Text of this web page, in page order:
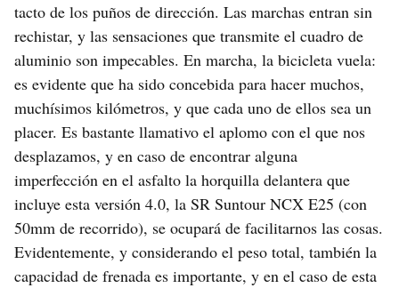
tacto de los puños de dirección. Las marchas entran sin
rechistar, y las sensaciones que transmite el cuadro de
aluminio son impecables. En marcha, la bicicleta vuela:
es evidente que ha sido concebida para hacer muchos,
muchísimos kilómetros, y que cada uno de ellos sea un
placer. Es bastante llamativo el aplomo con el que nos
desplazamos, y en caso de encontrar alguna
imperfección en el asfalto la horquilla delantera que
incluye esta versión 4.0, la SR Suntour NCX E25 (con
50mm de recorrido), se ocupará de facilitarnos las cosas.
Evidentemente, y considerando el peso total, también la
capacidad de frenada es importante, y en el caso de esta